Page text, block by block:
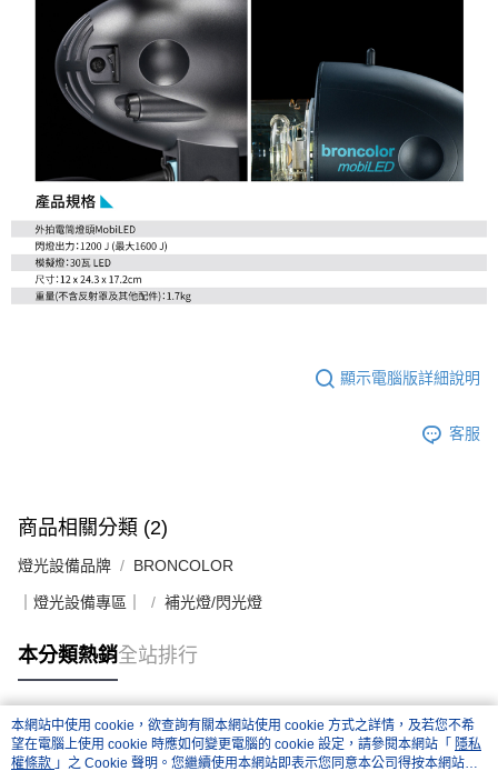
顯示電腦版詳細說明
客服
商品相關分類 (2)
燈光設備品牌 BRONCOLOR
｜燈光設備專區｜ 補光燈/閃光燈
本分類熱銷全站排行
熱門標籤
本網站中使用 cookie，欲查詢有關本網站使用 cookie 方式之詳情，及若您不希
望在電腦上使用 cookie 時應如何變更電腦的 cookie 設定，請參閱本網站「 隱私
權條款 」之 Cookie 聲明。您繼續使用本網站即表示您同意本公司得按本網站使